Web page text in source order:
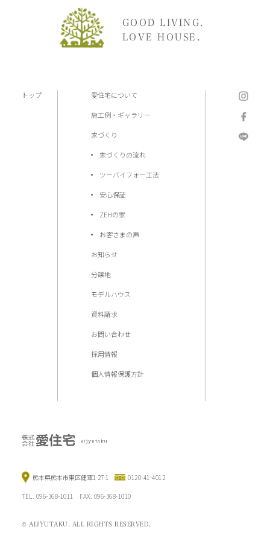
GOOD LIVING.
LOVE HOUSE.
トップ 愛住宅について
施工例・ギャラリー
家づくり
家づくりの流れ
ツーバイフォー工法
安心保証
ZEHの家
お客さまの声
お知らせ
分譲地
モデルハウス
資料請求
お問い合わせ
採用情報
個人情報保護方針
熊本県熊本市東区健軍1-27-1 0120-41-4012
TEL. 096-368-1011 FAX. 096-368-1010
© AIJYUTAKU. ALL RIGHTS RESERVED.